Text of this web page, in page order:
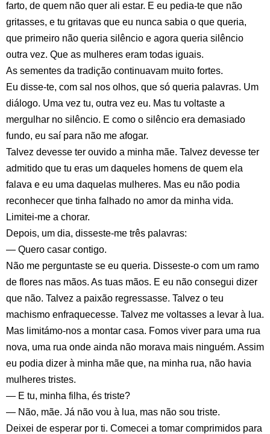
farto, de quem não quer ali estar. E eu pedia-te que não
gritasses, e tu gritavas que eu nunca sabia o que queria,
que primeiro não queria silêncio e agora queria silêncio
outra vez. Que as mulheres eram todas iguais.
As sementes da tradição continuavam muito fortes.
Eu disse-te, com sal nos olhos, que só queria palavras. Um
diálogo. Uma vez tu, outra vez eu. Mas tu voltaste a
mergulhar no silêncio. E como o silêncio era demasiado
fundo, eu saí para não me afogar.
Talvez devesse ter ouvido a minha mãe. Talvez devesse ter
admitido que tu eras um daqueles homens de quem ela
falava e eu uma daquelas mulheres. Mas eu não podia
reconhecer que tinha falhado no amor da minha vida.
Limitei-me a chorar.
Depois, um dia, disseste-me três palavras:
— Quero casar contigo.
Não me perguntaste se eu queria. Disseste-o com um ramo
de flores nas mãos. As tuas mãos. E eu não consegui dizer
que não. Talvez a paixão regressasse. Talvez o teu
machismo enfraquecesse. Talvez me voltasses a levar à lua.
Mas limitámo-nos a montar casa. Fomos viver para uma rua
nova, uma rua onde ainda não morava mais ninguém. Assim
eu podia dizer à minha mãe que, na minha rua, não havia
mulheres tristes.
— E tu, minha filha, és triste?
— Não, mãe. Já não vou à lua, mas não sou triste.
Deixei de esperar por ti. Comecei a tomar comprimidos para